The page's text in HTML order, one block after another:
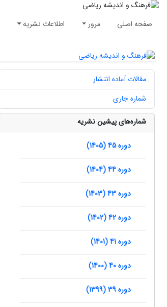
صفحه اصلی مرور اطلاعات نشریه
مقالات آماده انتشار
شماره جاری
شماره‌های پیشین نشریه
دوره 45 (1405)
دوره 44 (1404)
دوره 43 (1403)
دوره 42 (1402)
دوره 41 (1401)
دوره 40 (1400)
دوره 39 (1399)